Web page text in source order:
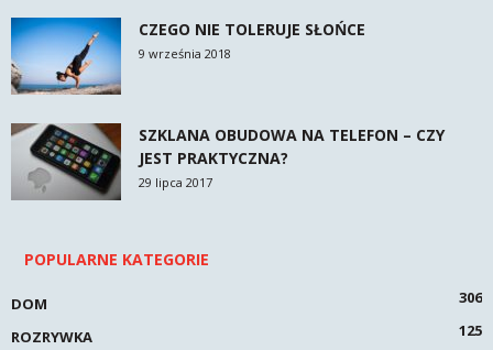
CZEGO NIE TOLERUJE SŁOŃCE
9 września 2018
SZKLANA OBUDOWA NA TELEFON – CZY
JEST PRAKTYCZNA?
29 lipca 2017
POPULARNE KATEGORIE
DOM
306
ROZRYWKA
125